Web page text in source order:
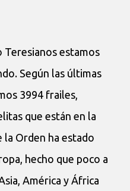
Teresianos estamos
Según las últimas
3994 frailes,
que están en la
la Orden ha estado
hecho que poco a
América y África